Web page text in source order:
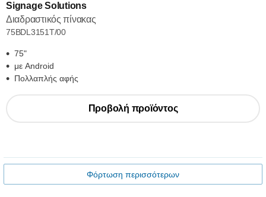
Signage Solutions
Διαδραστικός πίνακας
75BDL3151T/00
75"
με Android
Πολλαπλής αφής
Προβολή προϊόντος
Φόρτωση περισσότερων